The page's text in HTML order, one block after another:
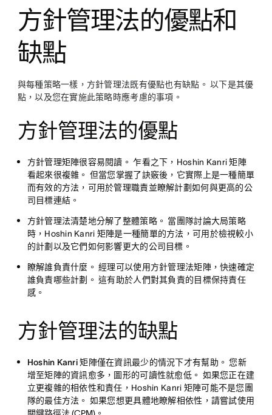
方針管理法的優點和
缺點
與每種策略一樣，方針管理法既有優點也有缺點。 以下是其優
點，以及您在實施此策略時應考慮的事項。
方針管理法的優點
方針管理矩陣很容易閱讀。 乍看之下，Hoshin Kanri 矩陣
看起來很複雜。 但當您掌握了訣竅後，它實際上是一種簡單
而有效的方法，可用於管理職責並瞭解計劃如何與更高的公
司目標連結。
方針管理法清楚地分解了整體策略。 當團隊討論大局策略
時，Hoshin Kanri 矩陣是一種簡單的方法，可用於檢視較小
的計劃以及它們如何影響更大的公司目標。
瞭解誰負責什麼。 經理可以使用方針管理法矩陣，快速確定
誰負責哪些計劃。 這有助於人們對其負責的目標保持責任
感。
方針管理法的缺點
Hoshin Kanri 矩陣僅在資訊最少的情況下才有幫助。 您新
增至矩陣的資訊愈多，圖形的可讀性就愈低。 如果您正在建
立更複雜的相依性和責任，Hoshin Kanri 矩陣可能不是您團
隊的最佳方法。 如果您想更具體地瞭解相依性，請嘗試使用